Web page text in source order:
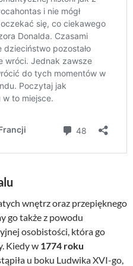
wnętrz oraz przepięknego
go także z powodu
osobistości, która go
Kiedy w 1774 roku
u boku Ludwika XVI-go,